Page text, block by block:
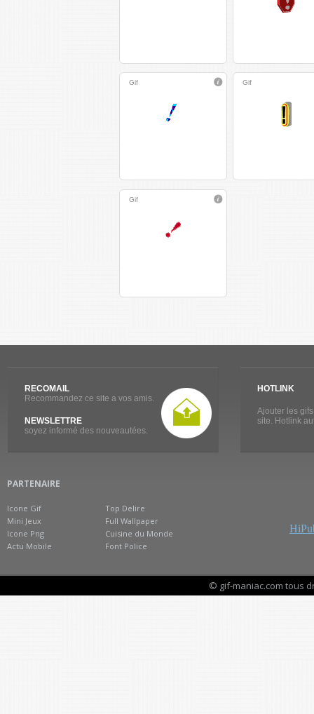
Gif Gif
Gif
RECOMAIL
Recommandez ce site a vos amis.
NEWSLETTRE
soyez informé des nouveautées.
HOTLINK
Ajouter les
site. Hotlink
PARTENAIRE
Icone Gif
Mini Jeux
Icone Png
Actu Mobile
Top Delire
Full Wallpaper
Cuisine du Monde
Font Police
© gif-maniac.com tous